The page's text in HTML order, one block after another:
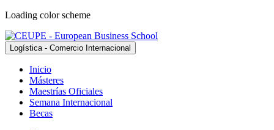
Loading color scheme
Logística - Comercio Internacional
Inicio
Másteres
Maestrías Oficiales
Semana Internacional
Becas